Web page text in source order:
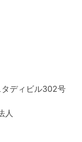
ディビル302号
人